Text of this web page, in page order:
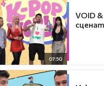
07:50
VOID